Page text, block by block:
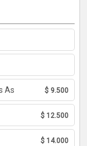
As $ 9.500
$ 12.500
$ 14.000